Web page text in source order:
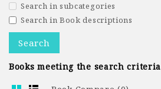
Search in subcategories
Search in Book descriptions
Books meeting the search criteria